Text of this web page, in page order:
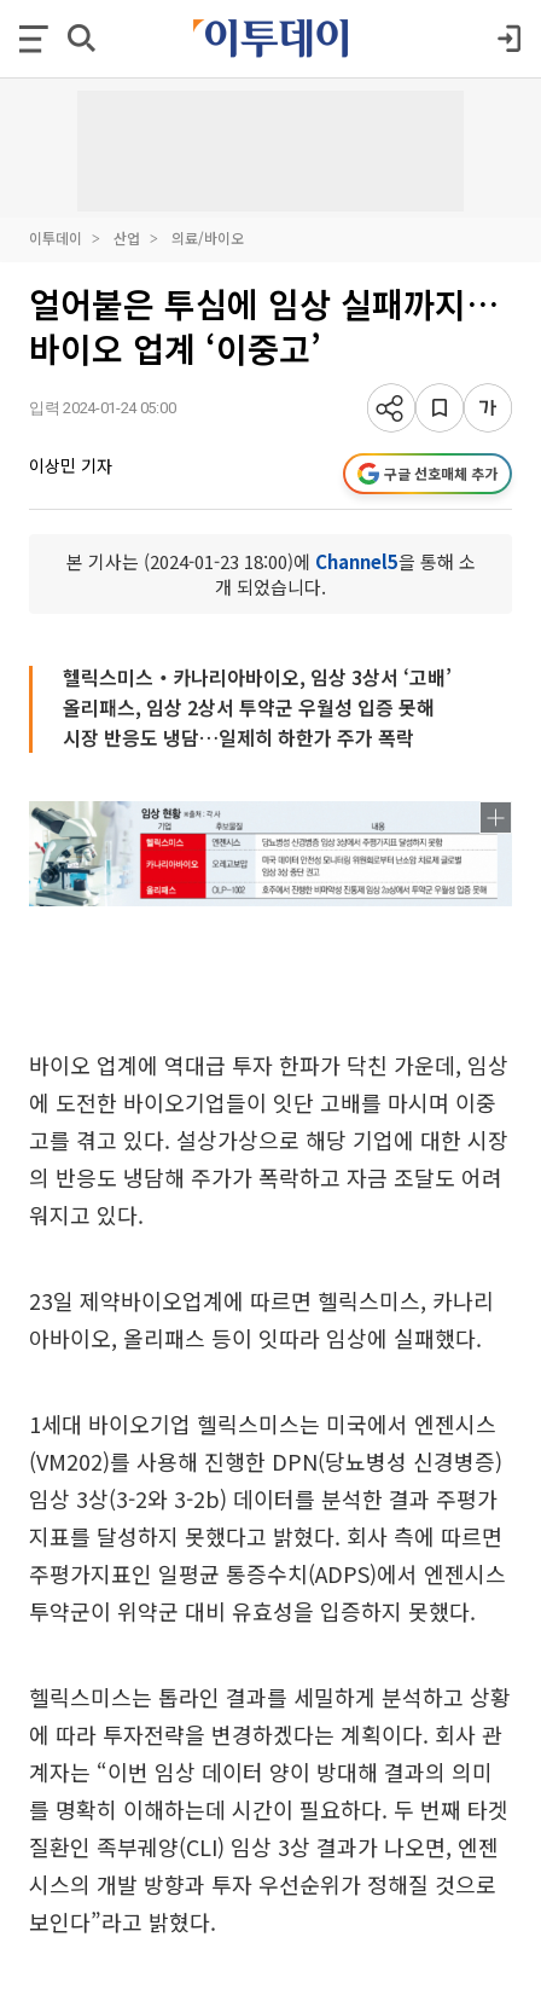
이투데이 산업 의료/바이오
얼어붙은 투심에 임상 실패까지…
바이오 업계 ‘이중고’
입력 2024-01-24 05:00
이상민 기자 구글 선호매체 추가
본 기사는 (2024-01-23 18:00)에 Channel5을 통해 소
개 되었습니다.
헬릭스미스‧카나리아바이오, 임상 3상서 ‘고배’
올리패스, 임상 2상서 투약군 우월성 입증 못해
시장 반응도 냉담…일제히 하한가 주가 폭락
바이오 업계에 역대급 투자 한파가 닥친 가운데, 임상
에 도전한 바이오기업들이 잇단 고배를 마시며 이중
고를 겪고 있다. 설상가상으로 해당 기업에 대한 시장
의 반응도 냉담해 주가가 폭락하고 자금 조달도 어려
워지고 있다.
23일 제약바이오업계에 따르면 헬릭스미스, 카나리
아바이오, 올리패스 등이 잇따라 임상에 실패했다.
1세대 바이오기업 헬릭스미스는 미국에서 엔젠시스
(VM202)를 사용해 진행한 DPN(당뇨병성 신경병증)
임상 3상(3-2와 3-2b) 데이터를 분석한 결과 주평가
지표를 달성하지 못했다고 밝혔다. 회사 측에 따르면
주평가지표인 일평균 통증수치(ADPS)에서 엔젠시스
투약군이 위약군 대비 유효성을 입증하지 못했다.
헬릭스미스는 톱라인 결과를 세밀하게 분석하고 상황
에 따라 투자전략을 변경하겠다는 계획이다. 회사 관
계자는 “이번 임상 데이터 양이 방대해 결과의 의미
를 명확히 이해하는데 시간이 필요하다. 두 번째 타겟
질환인 족부궤양(CLI) 임상 3상 결과가 나오면, 엔젠
시스의 개발 방향과 투자 우선순위가 정해질 것으로
보인다”라고 밝혔다.